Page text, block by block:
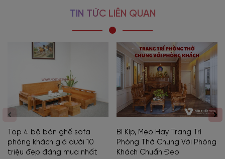
TIN TỨC LIÊN QUAN
Top 4 bộ bàn ghế sofa
phòng khách giá dưới 10
triệu đẹp đáng mua nhất
Bí Kíp, Mẹo Hay Trang Trí
Phòng Thờ Chung Với Phòng
Khách Chuẩn Đẹp